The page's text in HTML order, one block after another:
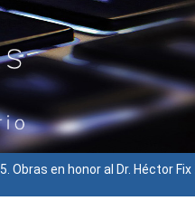
5. Obras en honor al Dr. Héctor